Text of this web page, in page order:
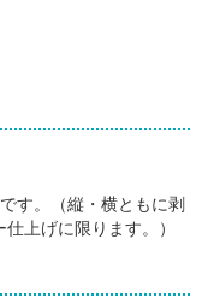
す。（縦・横ともに剥
上げに限ります。）